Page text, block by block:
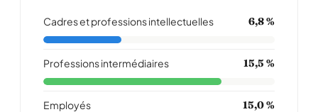
Cadres et professions intellectuelles 6,8 %
Professions intermédiaires 15,5 %
Employés 15,0 %